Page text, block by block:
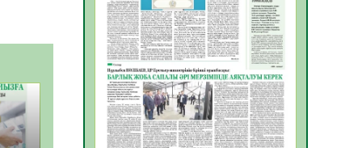
06.08.2026
28
Инфекциялық ауруларға
қарсы иммундау
жұмыстарының тиімділігі
06.08.2026
29
Көкжөтел ауруы туралы